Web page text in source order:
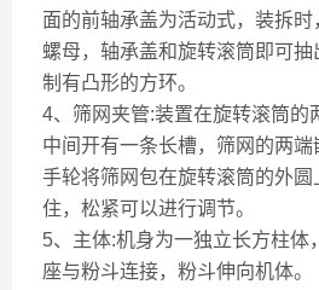
面的前轴承盖为活动式，装拆
螺母，轴承盖和旋转滚筒即可
制有凸形的方环。
4、筛网夹管:装置在旋转滚筒的
中间开有一条长槽，筛网的两
手轮将筛网包在旋转滚筒的外
住，松紧可以进行调节。
5、 主体:机身为一独立长方柱体
座与粉斗连接，粉斗伸向机体。